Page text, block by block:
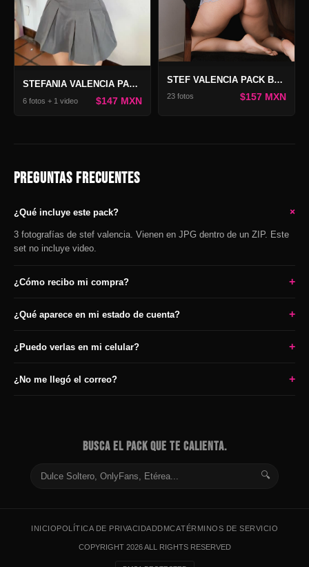
STEFANIA VALENCIA PACK MIRADA ARDIENTE
6 fotos + 1 video $147 MXN
STEF VALENCIA PACK BABYDOLL
23 fotos $157 MXN
PREGUNTAS FRECUENTES
¿Qué incluye este pack? +
3 fotografías de stef valencia. Vienen en JPG dentro de un ZIP. Este
set no incluye video.
¿Cómo recibo mi compra? +
¿Qué aparece en mi estado de cuenta? +
¿Puedo verlas en mi celular? +
¿No me llegó el correo? +
BUSCA EL PACK QUE TE CALIENTA.
🔍
INICIO POLÍTICA DE PRIVACIDADDMCATÉRMINOS DE SERVICIO
COPYRIGHT 2026 ALL RIGHTS RESERVED